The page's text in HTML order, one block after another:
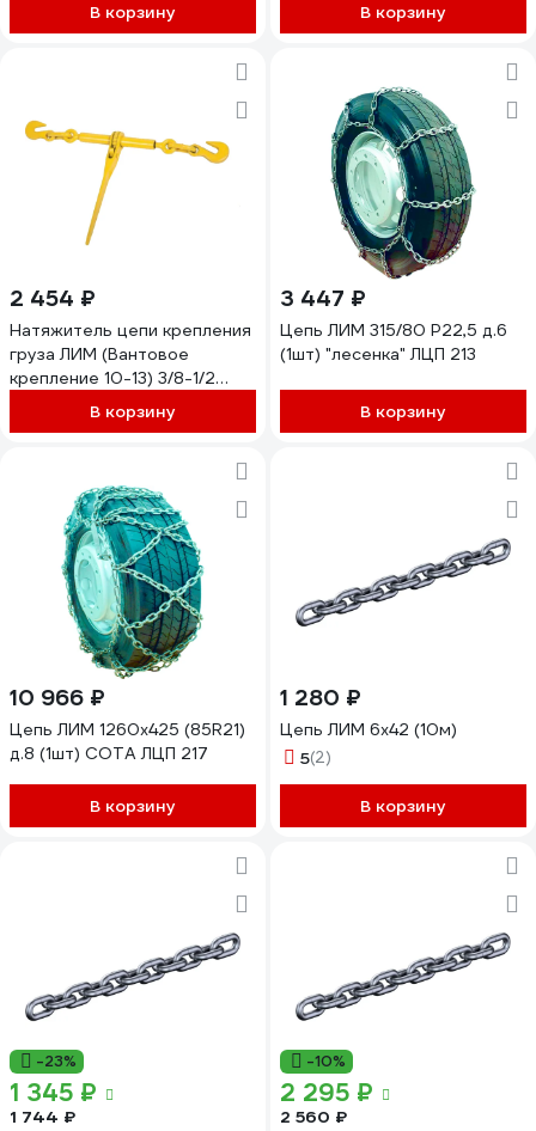
В корзину
В корзину
2 454 ₽
Натяжитель цепи крепления
груза ЛИМ (Вантовое
крепление 10-13) 3/8-1/2
ВК-3/8-1/2В корзину
3 447 ₽
Цепь ЛИМ 315/80 Р22,5 д.6
(1шт) "лесенка" ЛЦП 213
В корзину
10 966 ₽
Цепь ЛИМ 1260x425 (85R21)
д.8 (1шт) СОТА ЛЦП 217
В корзину
1 280 ₽
Цепь ЛИМ 6х42 (10м)
5(2)
В корзину
-23%
1 345 ₽
1 744 ₽
-10%
2 295 ₽
2 560 ₽